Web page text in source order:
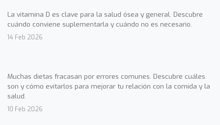
La vitamina D es clave para la salud ósea y general. Descubre
cuándo conviene suplementarla y cuándo no es necesario.
14 Feb 2026
Muchas dietas fracasan por errores comunes. Descubre cuáles
son y cómo evitarlos para mejorar tu relación con la comida y la
salud.
10 Feb 2026